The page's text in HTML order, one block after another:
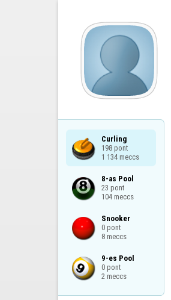
Curling
198 pont
1 134 meccs
8-as Pool
23 pont
104 meccs
Snooker
0 pont
8 meccs
9-es Pool
0 pont
2 meccs